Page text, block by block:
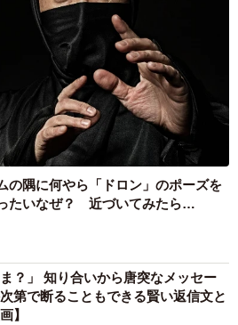
隅に何やら「ドロン」のポーズを
たいなぜ？ 近づいてみたら…
ま？」 知り合いから唐突なメッセー
第で断ることもできる賢い返信文と
】